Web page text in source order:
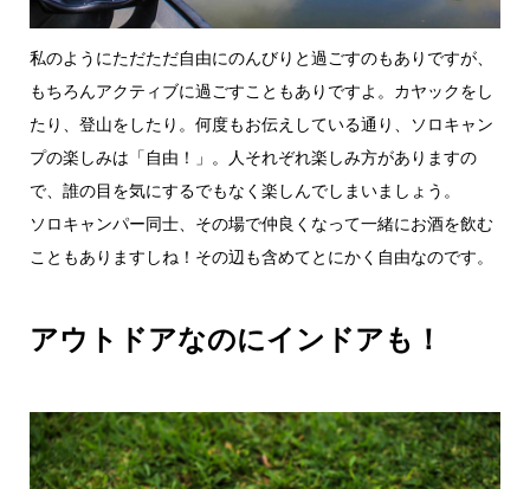
私のようにただただ自由にのんびりと過ごすのもありですが、
もちろんアクティブに過ごすこともありですよ。カヤックをし
たり、登山をしたり。何度もお伝えしている通り、ソロキャン
プの楽しみは「自由！」。人それぞれ楽しみ方がありますの
で、誰の目を気にするでもなく楽しんでしまいましょう。
ソロキャンパー同士、その場で仲良くなって一緒にお酒を飲む
こともありますしね！その辺も含めてとにかく自由なのです。
アウトドアなのにインドアも！